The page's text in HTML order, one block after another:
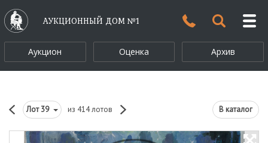
АУКЦИОННЫЙ ДОМ №1
Аукцион Оценка Архив
Лот39 из 414 лотов В каталог